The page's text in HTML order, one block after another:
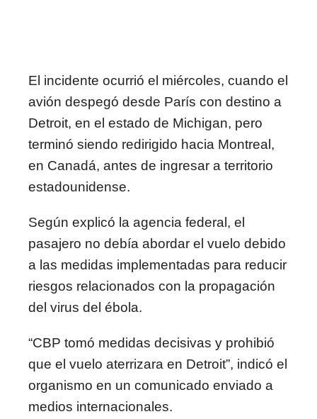
El incidente ocurrió el miércoles, cuando el
avión despegó desde París con destino a
Detroit, en el estado de Michigan, pero
terminó siendo redirigido hacia Montreal,
en Canadá, antes de ingresar a territorio
estadounidense.
Según explicó la agencia federal, el
pasajero no debía abordar el vuelo debido
a las medidas implementadas para reducir
riesgos relacionados con la propagación
del virus del ébola.
“CBP tomó medidas decisivas y prohibió
que el vuelo aterrizara en Detroit”, indicó el
organismo en un comunicado enviado a
medios internacionales.